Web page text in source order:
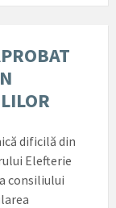
dificilă din
Elefterie
consiliului